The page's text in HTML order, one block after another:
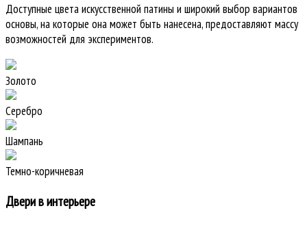
Доступные цвета искусственной патины и широкий выбор вариантов
основы, на которые она может быть нанесена, предоставляют массу
возможностей для экспериментов.
Золото
Серебро
Шампань
Темно-коричневая
Двери в интерьере